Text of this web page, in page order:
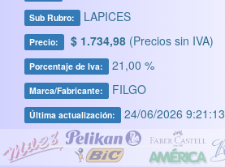
Sub Rubro: LAPICES
Precio: $ 1.734,98 (Precios sin IVA)
Porcentaje de Iva: 21,00 %
Marca/Fabricante: FILGO
Última actualización: 24/06/2026 9:21:13